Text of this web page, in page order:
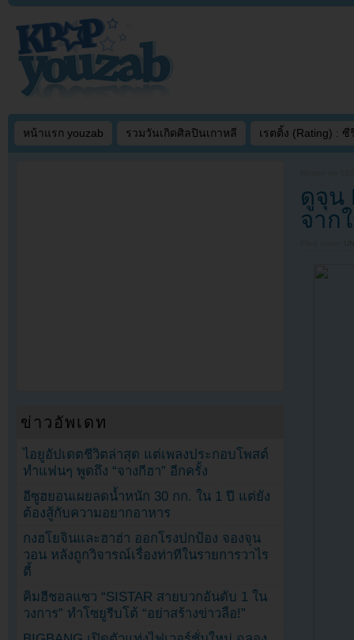
หน้าแรก youzab รวมวันเกิดศิลปินเกาหลี เรตติ้ง (Rating) : ซี
ดูจุน
จาก
ข่าวอัพเดท
ไอยูอัปเดตชีวิตล่าสุด แต่เพลงประกอบโพสต์
ทำแฟนๆ พูดถึง “จางกีฮา” อีกครั้ง
อีซูฮยอนเผยลดน้ำหนัก 30 กก. ใน 1 ปี แต่ยัง
ต้องสู้กับความอยากอาหาร
กงฮโยจินและฮาฮ่า ออกโรงปกป้อง จองจุน
วอน หลังถูกวิจารณ์เรื่องท่าทีในรายการวาไร
ตี้
คิมฮีชอลแซว “SISTAR สายบวกอันดับ 1 ใน
วงการ” ทำโซยูรีบโต้ “อย่าสร้างข่าวลือ!”